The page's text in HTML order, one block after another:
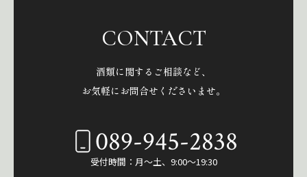
CONTACT
酒類に関するご相談など、
お気軽にお問合せくださいませ。
089-945-2838
受付時間：月～土、9:00～19:30